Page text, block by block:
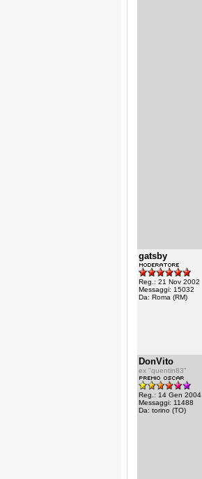
gatsby
Reg.: 21 Nov 2002
Messaggi: 15032
Da: Roma (RM)
DonVito
ex "quentin83"
Reg.: 14 Gen 2004
Messaggi: 11488
Da: torino (TO)